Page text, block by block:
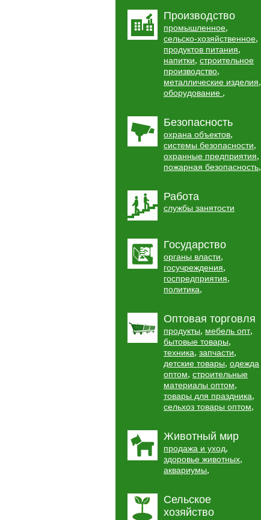
Производство
промышленное,
сельско-хозяйственное,
продуктов питания,
напитки, строительное
производство,
металлические изделия,
оборудование ,
Безопасность
охрана объектов,
системы безопасности,
охранные предприятия,
пожарная безопасность,
Работа
службы занятости
Государство
органы власти,
госучреждения,
госпредприятия,
политика,
Оптовая торговля
продукты, мебель опт,
бытовые товары,
техника, запчасти,
детские товары, одежда
оптом, строительные
материалы оптом,
товары для праздника,
сельхоз товары оптом,
Животный мир
продажа и уход,
здоровье животных,
аквариумы,
Сельское
хозяйство